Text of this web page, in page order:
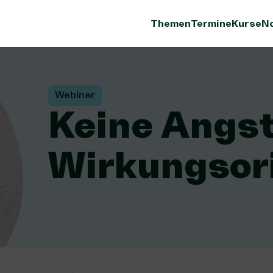
ThemenTermineKurse
Webinar
Keine